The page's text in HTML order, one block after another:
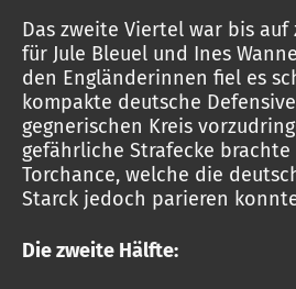
Das zweite Viertel war bis auf
für Jule Bleuel und Ines
den Engländerinnen fiel es
kompakte deutsche
gegnerischen Kreis
gefährliche Strafecke
Torchance, welche die
Starck jedoch parieren
Die zweite Hälfte: